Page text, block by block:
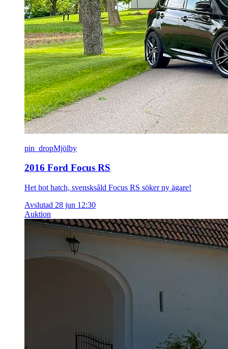
pin_dropMjölby
2016 Ford Focus RS
Het hot hatch, svensksåld Focus RS söker ny ägare!
Avslutad 28 jun 12:30
Auktion